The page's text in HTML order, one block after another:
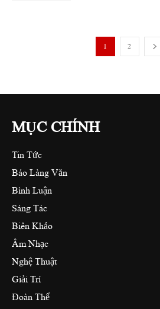
1 2
MỤC CHÍNH
Tin Tức
Báo Làng Văn
Bình Luận
Sáng Tác
Biên Khảo
Âm Nhạc
Nghệ Thuật
Giải Trí
Đoàn Thể